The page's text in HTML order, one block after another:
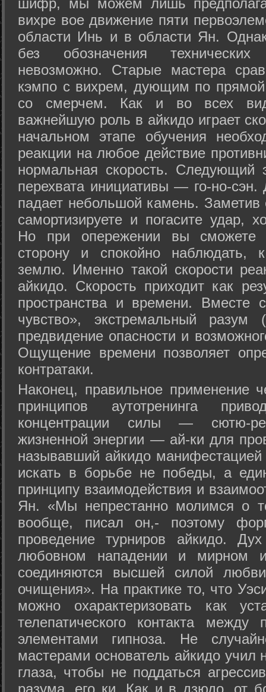
вихре вое движение пяти
области Инь и в области Ян.
без обозначения
невозможно. Старые мастера
кэмпо с вихрем, дующим по
со смерчем. Как и во всех
важнейшую роль в айкидо играет
начальном этапе обучения
реакции на любое действие
нормальная скорость.
перехвата инициативы — го-но-
падает небольшой камень.
самортизируете и погасите удар,
Но при опережении вы сможете
сторону и спокойно наблюдать,
землю. Именно такой скорости
айкидо. Скорость приходит как
пространства и времени. Вместе
чувство», экстремальный разум
предвидение опасности и
Ощущение времени позволяет
контратаки.
Наконец, правильное применение
принципов аутотренинга
концентрации силы — сютю-
жизненной энергии — ай-ки для
называвший айкидо
искать в борьбе не победы, а
принципу взаимодействия и
Ян. «Мы непрестанно молимся о
вообще, писал он,- поэтому
проведение турниров айкидо.
любовном нападении и мирном
соединяются высшей силой
очищения». На практике то, что
можно охарактеризовать как
телепатического контакта между
элементами гипноза. Не
мастерами основатель айкидо учил
глаза, чтобы не поддаться
разума, его ки. Как и в дзюдо, от